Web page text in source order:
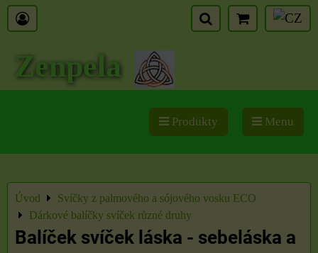
Zenpela
Produkty Menu
Úvod
Svíčky z palmového a sójového vosku ECO
Dárkové balíčky svíček různé druhy
Balíček svíček láska - sebeláska a